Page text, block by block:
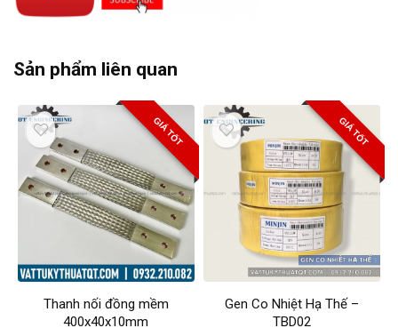
Sản phẩm liên quan
GIÁ TỐT
Thanh nối đồng mềm
400x40x10mm
GIÁ TỐT
Gen Co Nhiệt Hạ Thế –
TBD02